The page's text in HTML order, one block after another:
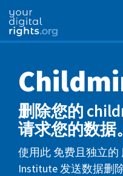
删除您的
请求您的数据。
使用此 免费且独立的
Institute 发送数据删